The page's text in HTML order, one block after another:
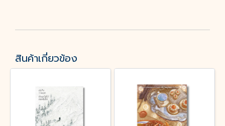
สินค้าเกี่ยวข้อง